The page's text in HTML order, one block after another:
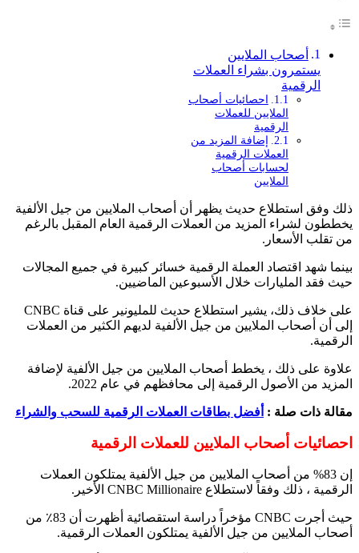
أصحاب الملايين
يستمرون بشراء العملات
الرقمية
احصائيات أصحاب
الملايين للعملات
الرقمية
إضافة المزيد من
العملات الرقمية
لحسابات أصحاب
الملايين
ذلك وفق استطلاع حديث يظهر أن أصحاب الملايين من جيل الألفية
يخططون لشراء المزيد من العملات الرقمية العام المقبل بالرغم
من تقلب الأسعار.
بينما شهد اقتصاد العملة الرقمية خسائر كبيرة في جميع المجالات
حيث فقد المليارات خلال الأسبوعين الماضيين.
على خلاف ذلك، يشير استطلاع حديث للمليونير على قناة CNBC
إلى أن أصحاب الملايين من جيل الألفية لديهم الكثير من العملات
الرقمية.
علاوة على ذلك ، يخطط أصحاب الملايين من جيل الألفية لإضافة
المزيد من الأصول الرقمية إلى محافظهم في عام 2022.
مقالة ذات صلة : أفضل بطاقات العملات الرقمية للسحب والشراء
احصائيات أصحاب الملايين للعملات الرقمية
إن 83% من أصحاب الملايين من جيل الألفية يمتلكون العملات
الرقمية ، ذلك وفقاً لاستطلاع CNBC Millionaire الأخير.
حيث أجرت CNBC مؤخراً دراسة استقصائية أظهرت أن 83٪ من
أصحاب الملايين من جيل الألفية يمتلكون العملات الرقمية.